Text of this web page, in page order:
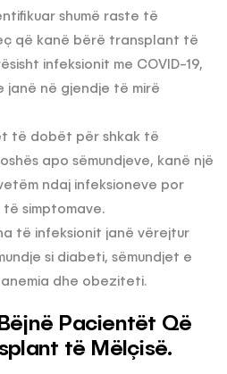
shumë raste të
që kanë bërë transplant të
infeksionit me COVID-19,
janë në gjendje të mirë
të dobët për shkak të
apo sëmundjeve, kanë një
ndaj infeksioneve por
simptomave.
të infeksionit janë vërejtur
si diabeti, sëmundjet e
dhe obeziteti.
Pacientët Që
të Mëlçisë.